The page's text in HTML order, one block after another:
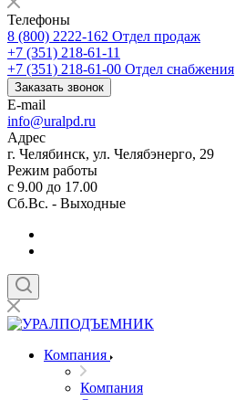
Телефоны
8 (800) 2222-162 Отдел продаж
+7 (351) 218-61-11
+7 (351) 218-61-00 Отдел снабжения
Заказать звонок
E-mail
info@uralpd.ru
Адрес
г. Челябинск, ул. Челябэнерго, 29
Режим работы
с 9.00 до 17.00
Сб.Вс. - Выходные
Компания
Компания